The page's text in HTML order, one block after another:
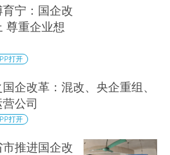
育宁：国企改
尊重企业想
打开
国企改革：混改、央企重组、
公司
打开
推进国企改